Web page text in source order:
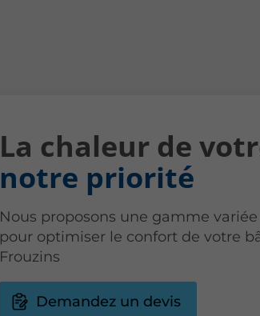
La chaleur de
notre priorité
Nous proposons une gamme variée
pour optimiser le confort de votre
Frouzins
Demandez un devis